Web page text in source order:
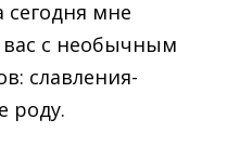
сегодня мне
вас с необычным
славления-
роду.